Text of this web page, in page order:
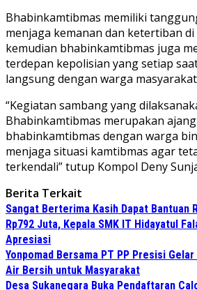
Bhabinkamtibmas memiliki
menjaga kemanan dan ketertiban
kemudian bhabinkamtibmas juga
terdepan kepolisian yang setiap
langsung dengan warga
“Kegiatan sambang yang
Bhabinkamtibmas merupakan
bhabinkamtibmas dengan warga
menjaga situasi kamtibmas agar
terkendali” tutup Kompol Deny
Berita Terkait
Sangat Berterima Kasih Dapat Bantuan
Rp792 Juta, Kepala SMK IT Hidayatul
Apresiasi
Yonpomad Bersama PT PP Presisi
Air Bersih untuk Masyarakat
Desa Sukanegara Buka Pendaftaran